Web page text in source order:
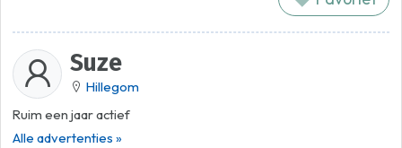
Suze
Hillegom
Ruim een jaar actief
Alle advertenties »